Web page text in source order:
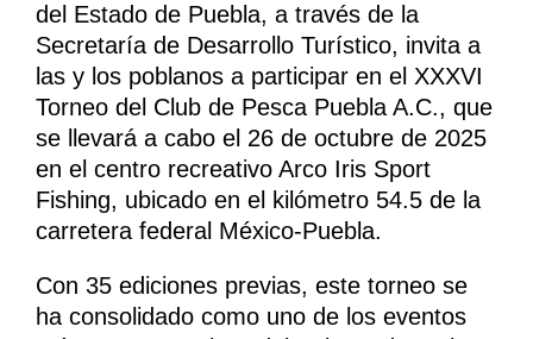
del Estado de Puebla, a través de la
Secretaría de Desarrollo Turístico, invita a
las y los poblanos a participar en el XXXVI
Torneo del Club de Pesca Puebla A.C., que
se llevará a cabo el 26 de octubre de 2025
en el centro recreativo Arco Iris Sport
Fishing, ubicado en el kilómetro 54.5 de la
carretera federal México-Puebla.
Con 35 ediciones previas, este torneo se
ha consolidado como uno de los eventos